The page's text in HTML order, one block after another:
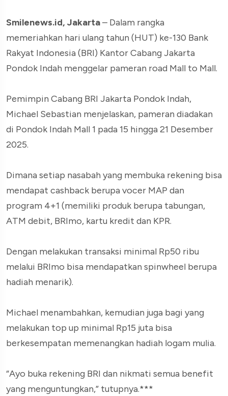
Smilenews.id, Jakarta– Dalam rangka
memeriahkan hari ulang tahun (HUT) ke-130 Bank
Rakyat Indonesia (BRI) Kantor Cabang Jakarta
Pondok Indah menggelar pameran road Mall to Mall.
Pemimpin Cabang BRI Jakarta Pondok Indah,
Michael Sebastian menjelaskan, pameran diadakan
di Pondok Indah Mall 1 pada 15 hingga 21 Desember
2025.
Dimana setiap nasabah yang membuka rekening bisa
mendapat cashback berupa vocer MAP dan
program 4+1 (memiliki produk berupa tabungan,
ATM debit, BRImo, kartu kredit dan KPR.
Dengan melakukan transaksi minimal Rp50 ribu
melalui BRImo bisa mendapatkan spinwheel berupa
hadiah menarik).
Michael menambahkan, kemudian juga bagi yang
melakukan top up minimal Rp15 juta bisa
berkesempatan memenangkan hadiah logam mulia.
“Ayo buka rekening BRI dan nikmati semua benefit
yang menguntungkan,” tutupnya.***